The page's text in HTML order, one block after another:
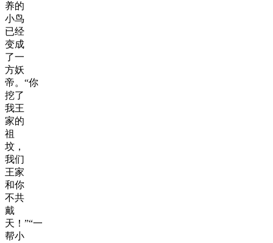
养的
小鸟
已经
变成
了一
方妖
帝。“你
挖了
我王
家的
祖
坟，
我们
王家
和你
不共
戴
天！”“一
帮小